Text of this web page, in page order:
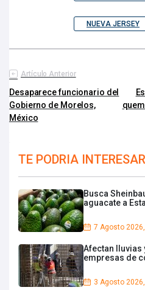
NUEVA JERSEY
Artículo Anterior
Desaparece funcionario del
Gobierno de Morelos,
México
TE PODRIA INTERESAR
Busca
aguacate a
7 Agosto
Afectan lluvias
empresas de
3 Agosto